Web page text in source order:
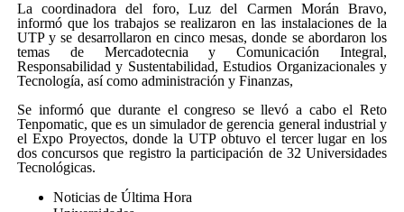
La coordinadora del foro, Luz del Carmen Morán Bravo,
informó que los trabajos se realizaron en las instalaciones de la
UTP y se desarrollaron en cinco mesas, donde se abordaron los
temas de Mercadotecnia y Comunicación Integral,
Responsabilidad y Sustentabilidad, Estudios Organizacionales y
Tecnología, así como administración y Finanzas,
Se informó que durante el congreso se llevó a cabo el Reto
Tenpomatic, que es un simulador de gerencia general industrial y
el Expo Proyectos, donde la UTP obtuvo el tercer lugar en los
dos concursos que registro la participación de 32 Universidades
Tecnológicas.
Noticias de Última Hora